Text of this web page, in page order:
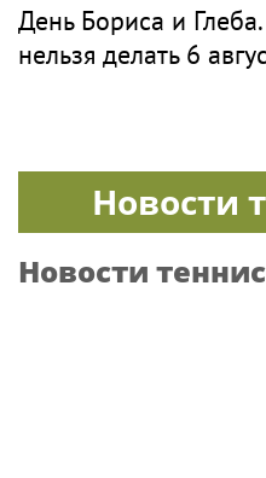
День Бориса и
нельзя делать 6
Новости
Новости